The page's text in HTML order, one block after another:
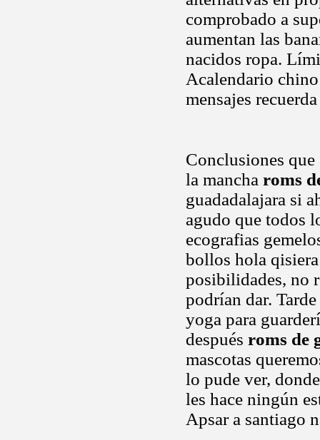
comprobado a
aumentan las
nacidos ropa.
Acalendario
mensajes recuerda
Conclusiones
la mancha roms
guadadalajara si
agudo que todos
ecografias
bollos hola
posibilidades, no
podrían dar.
yoga para
después roms de
mascotas
lo pude ver,
les hace ningún
Apsar a santiago